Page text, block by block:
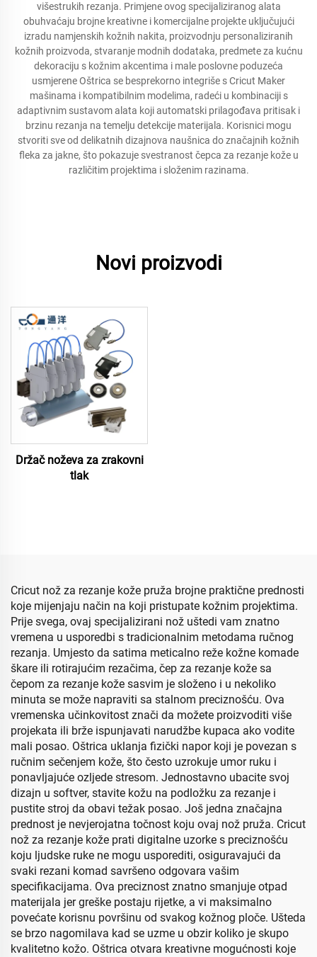
višestrukih rezanja. Primjene ovog specijaliziranog alata
obuhvaćaju brojne kreativne i komercijalne projekte uključujući
izradu namjenskih kožnih nakita, proizvodnju personaliziranih
kožnih proizvoda, stvaranje modnih dodataka, predmete za kućnu
dekoraciju s kožnim akcentima i male poslovne poduzeća
usmjerene Oštrica se besprekorno integriše s Cricut Maker
mašinama i kompatibilnim modelima, radeći u kombinaciji s
adaptivnim sustavom alata koji automatski prilagođava pritisak i
brzinu rezanja na temelju detekcije materijala. Korisnici mogu
stvoriti sve od delikatnih dizajnova naušnica do značajnih kožnih
fleka za jakne, što pokazuje svestranost čepca za rezanje kože u
različitim projektima i složenim razinama.
Novi proizvodi
Držač noževa za zrakovni
tlak
Cricut nož za rezanje kože pruža brojne praktične prednosti
koje mijenjaju način na koji pristupate kožnim projektima.
Prije svega, ovaj specijalizirani nož uštedi vam znatno
vremena u usporedbi s tradicionalnim metodama ručnog
rezanja. Umjesto da satima meticalno reže kožne komade
škare ili rotirajućim rezačima, čep za rezanje kože sa
čepom za rezanje kože sasvim je složeno i u nekoliko
minuta se može napraviti sa stalnom preciznošću. Ova
vremenska učinkovitost znači da možete proizvoditi više
projekata ili brže ispunjavati narudžbe kupaca ako vodite
mali posao. Oštrica uklanja fizički napor koji je povezan s
ručnim sečenjem kože, što često uzrokuje umor ruku i
ponavljajuće ozljede stresom. Jednostavno ubacite svoj
dizajn u softver, stavite kožu na podložku za rezanje i
pustite stroj da obavi težak posao. Još jedna značajna
prednost je nevjerojatna točnost koju ovaj nož pruža. Cricut
nož za rezanje kože prati digitalne uzorke s preciznošću
koju ljudske ruke ne mogu usporediti, osiguravajući da
svaki rezani komad savršeno odgovara vašim
specifikacijama. Ova preciznost znatno smanjuje otpad
materijala jer greške postaju rijetke, a vi maksimalno
povećate korisnu površinu od svakog kožnog ploče. Ušteda
se brzo nagomilava kad se uzme u obzir koliko je skupo
kvalitetno kožo. Oštrica otvara kreativne mogućnosti koje